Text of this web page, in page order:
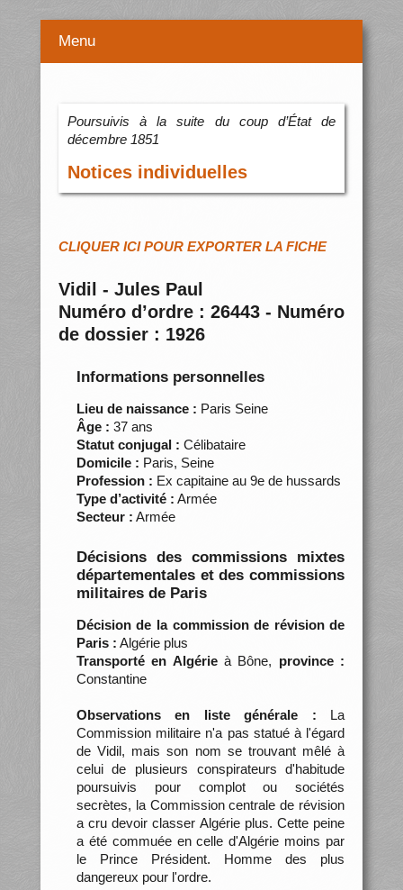
Menu
Poursuivis à la suite du coup d’État de
décembre 1851
Notices individuelles
CLIQUER ICI POUR EXPORTER LA FICHE
Vidil - Jules Paul
Numéro d’ordre : 26443 - Numéro
de dossier : 1926
Informations personnelles
Lieu de naissance : Paris Seine
Âge : 37 ans
Statut conjugal : Célibataire
Domicile : Paris, Seine
Profession : Ex capitaine au 9e de hussards
Type d’activité : Armée
Secteur : Armée
Décisions des commissions mixtes
départementales et des commissions
militaires de Paris
Décision de la commission de révision de
Paris : Algérie plus
Transporté en Algérieà Bône, province :
Constantine
Observations en liste générale : La
Commission militaire n'a pas statué à l'égard
de Vidil, mais son nom se trouvant mêlé à
celui de plusieurs conspirateurs d'habitude
poursuivis pour complot ou sociétés
secrètes, la Commission centrale de révision
a cru devoir classer Algérie plus. Cette peine
a été commuée en celle d'Algérie moins par
le Prince Président. Homme des plus
dangereux pour l'ordre.